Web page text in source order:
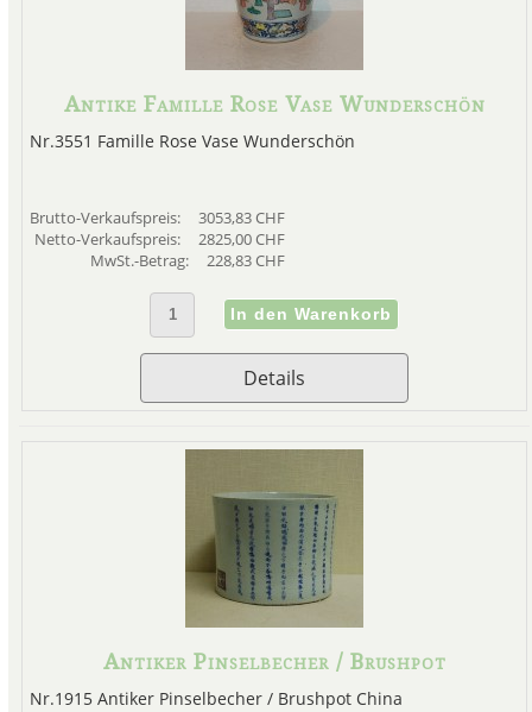
Antike Famille Rose Vase Wunderschön
Nr.3551 Famille Rose Vase Wunderschön
Brutto-Verkaufspreis:
3053,83 CHF
Netto-Verkaufspreis:
2825,00 CHF
MwSt.-Betrag:
228,83 CHF
Details
Antiker Pinselbecher / Brushpot
Nr.1915 Antiker Pinselbecher / Brushpot China